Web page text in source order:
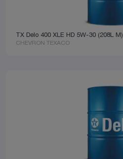
TX Delo 400 XLE HD 5W-30 (208L M)
CHEVRON TEXACO